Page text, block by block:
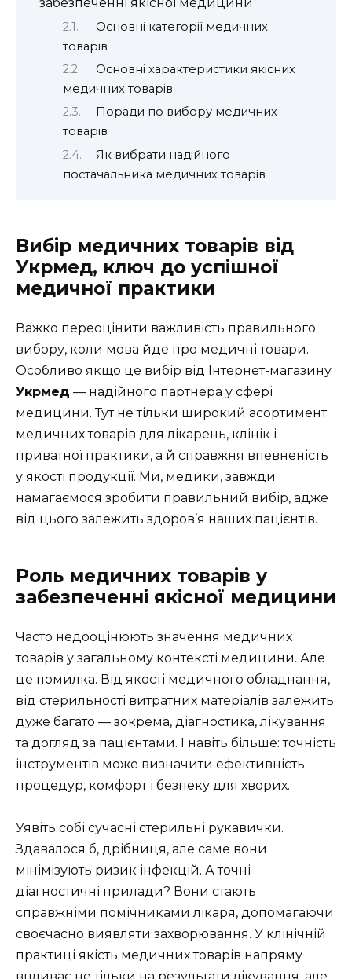
Основні категорії медичних
товарів
Основні характеристики якісних
медичних товарів
Поради по вибору медичних
товарів
Як вибрати надійного
постачальника медичних товарів
Вибір медичних товарів від
Укрмед, ключ до успішної
медичної практики
Важко переоцінити важливість правильного
вибору, коли мова йде про медичні товари.
Особливо якщо це вибір від Інтернет-магазину
Укрмед — надійного партнера у сфері
медицини. Тут не тільки широкий асортимент
медичних товарів для лікарень, клінік і
приватної практики, а й справжня впевненість
у якості продукції. Ми, медики, завжди
намагаємося зробити правильний вибір, адже
від цього залежить здоров’я наших пацієнтів.
Роль медичних товарів у
забезпеченні якісної медицини
Часто недооцінюють значення медичних
товарів у загальному контексті медицини. Але
це помилка. Від якості медичного обладнання,
від стерильності витратних матеріалів залежить
дуже багато — зокрема, діагностика, лікування
та догляд за пацієнтами. І навіть більше: точність
інструментів може визначити ефективність
процедур, комфорт і безпеку для хворих.
Уявіть собі сучасні стерильні рукавички.
Здавалося б, дрібниця, але саме вони
мінімізують ризик інфекцій. А точні
діагностичні прилади? Вони стають
справжніми помічниками лікаря, допомагаючи
своєчасно виявляти захворювання. У клінічній
практиці якість медичних товарів напряму